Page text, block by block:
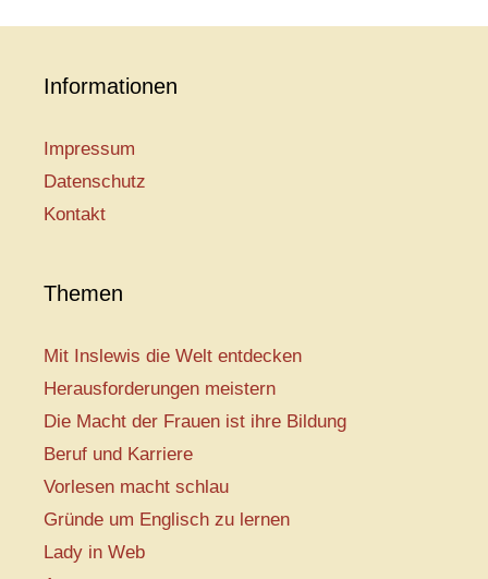
Informationen
Impressum
Datenschutz
Kontakt
Themen
Mit Inslewis die Welt entdecken
Herausforderungen meistern
Die Macht der Frauen ist ihre Bildung
Beruf und Karriere
Vorlesen macht schlau
Gründe um Englisch zu lernen
Lady in Web